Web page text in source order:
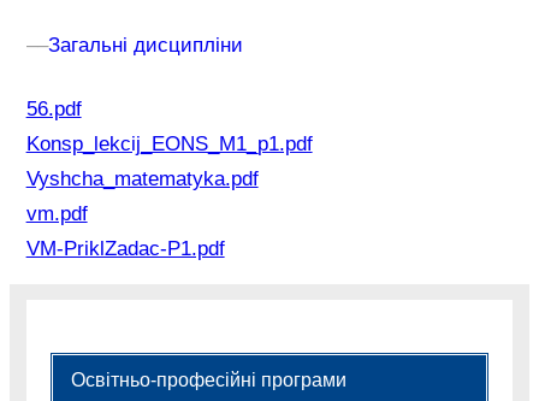
––Загальні дисципліни
56.pdf
Konsp_lekcij_EONS_M1_p1.pdf
Vyshcha_matematyka.pdf
vm.pdf
VM-PriklZadac-P1.pdf
Освітньо-професійні програми